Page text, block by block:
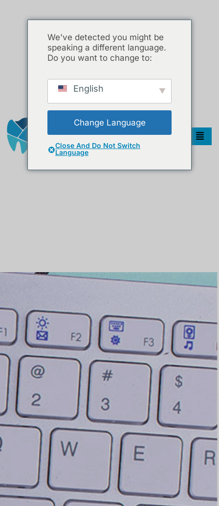
We've detected you might be
speaking a different language.
Do you want to change to:
English
Change Language
Close And Do Not Switch
Language